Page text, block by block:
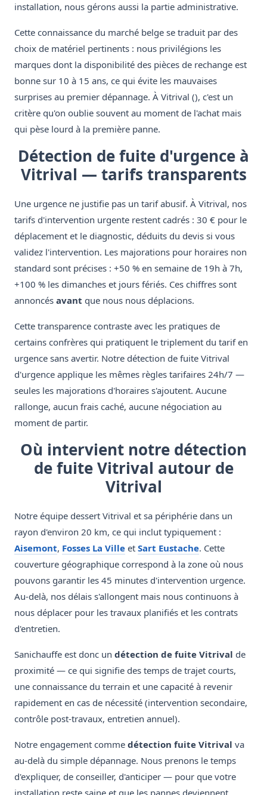
installation, nous gérons aussi la partie administrative.
Cette connaissance du marché belge se traduit par des
choix de matériel pertinents : nous privilégions les
marques dont la disponibilité des pièces de rechange est
bonne sur 10 à 15 ans, ce qui évite les mauvaises
surprises au premier dépannage. À Vitrival (), c'est un
critère qu'on oublie souvent au moment de l'achat mais
qui pèse lourd à la première panne.
Détection de fuite d'urgence à
Vitrival — tarifs transparents
Une urgence ne justifie pas un tarif abusif. À Vitrival, nos
tarifs d'intervention urgente restent cadrés : 30 € pour le
déplacement et le diagnostic, déduits du devis si vous
validez l'intervention. Les majorations pour horaires non
standard sont précises : +50 % en semaine de 19h à 7h,
+100 % les dimanches et jours fériés. Ces chiffres sont
annoncés avant que nous nous déplacions.
Cette transparence contraste avec les pratiques de
certains confrères qui pratiquent le triplement du tarif en
urgence sans avertir. Notre détection de fuite Vitrival
d'urgence applique les mêmes règles tarifaires 24h/7 —
seules les majorations d'horaires s'ajoutent. Aucune
rallonge, aucun frais caché, aucune négociation au
moment de partir.
Où intervient notre détection
de fuite Vitrival autour de
Vitrival
Notre équipe dessert Vitrival et sa périphérie dans un
rayon d'environ 20 km, ce qui inclut typiquement :
Aisemont, Fosses La Ville et Sart Eustache. Cette
couverture géographique correspond à la zone où nous
pouvons garantir les 45 minutes d'intervention urgence.
Au-delà, nos délais s'allongent mais nous continuons à
nous déplacer pour les travaux planifiés et les contrats
d'entretien.
Sanichauffe est donc un détection de fuite Vitrival de
proximité — ce qui signifie des temps de trajet courts,
une connaissance du terrain et une capacité à revenir
rapidement en cas de nécessité (intervention secondaire,
contrôle post-travaux, entretien annuel).
Notre engagement comme détection fuite Vitrival va
au-delà du simple dépannage. Nous prenons le temps
d'expliquer, de conseiller, d'anticiper — pour que votre